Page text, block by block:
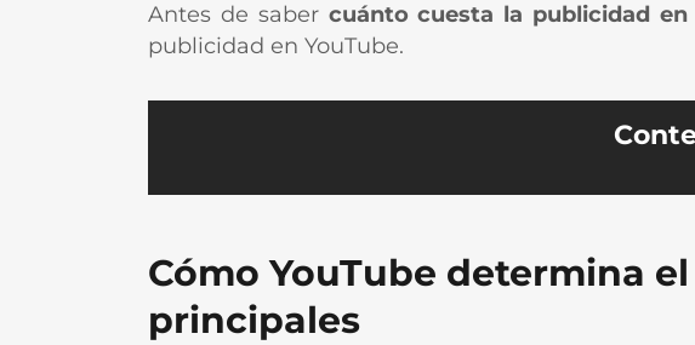
Antes de saber cuánto cuesta la publicidad en
publicidad en YouTube.
Cómo YouTube determina
principales